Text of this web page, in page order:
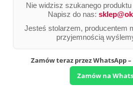
Nie widzisz szukanego produktu
Napisz do nas:
Jesteś stolarzem, producentem
przyjemnością
Zamów teraz przez WhatsApp
Zamów na